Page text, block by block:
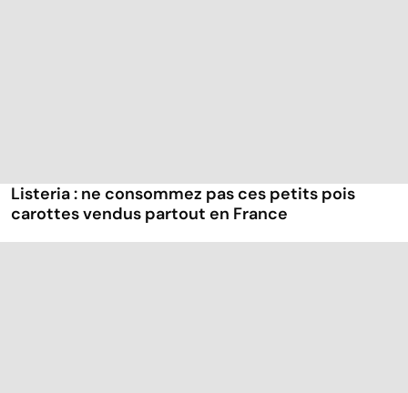
Listeria : ne consommez pas ces petits pois
carottes vendus partout en France